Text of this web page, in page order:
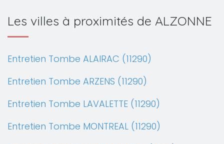
Les villes à proximités de ALZONNE
Entretien Tombe ALAIRAC (11290)
Entretien Tombe ARZENS (11290)
Entretien Tombe LAVALETTE (11290)
Entretien Tombe MONTREAL (11290)